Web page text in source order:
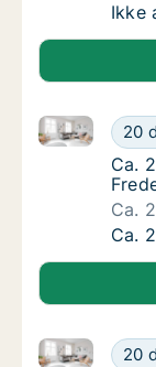
Ca.
Ikke
Ca.
20
Ca. 245 m2
Ca.
Ca.
Ca.
Ca.
Ca.
Ca.
20
Ca. 110 m2